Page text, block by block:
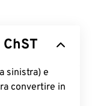
sinistra) e
convertire in